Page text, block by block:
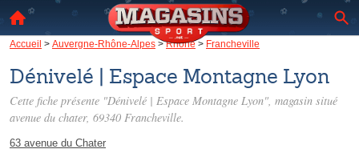
Accueil > Auvergne-Rhône-Alpes >Rhône> Francheville
Dénivelé | Espace Montagne Lyon
Cette fiche présente "Dénivelé | Espace Montagne Lyon", magasin situé
avenue du chater, 69340 Francheville.
63 avenue du Chater